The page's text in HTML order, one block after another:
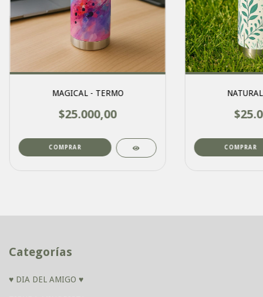
MAGICAL - TERMO
$25.000,00
COMPRAR COMPRAR
Categorías
♥ DIA DEL AMIGO ♥